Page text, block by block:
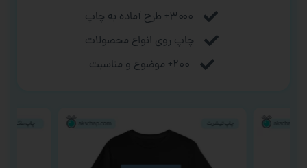
۳۰۰۰+ طرح آماده به چاپ
چاپ روی انواع محصولات
۲۰۰+ موضوع و مناسبت